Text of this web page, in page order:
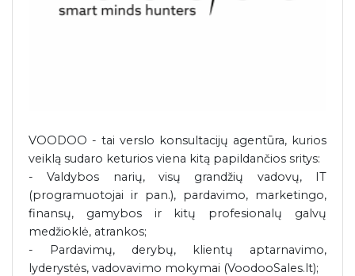
VOODOO - tai verslo konsultacijų agentūra, kurios
veiklą sudaro keturios viena kitą papildančios sritys:
- Valdybos narių, visų grandžių vadovų, IT
(programuotojai ir pan.), pardavimo, marketingo,
finansų, gamybos ir kitų profesionalų galvų
medžioklė, atrankos;
- Pardavimų, derybų, klientų aptarnavimo,
lyderystės, vadovavimo mokymai (VoodooSales.lt);